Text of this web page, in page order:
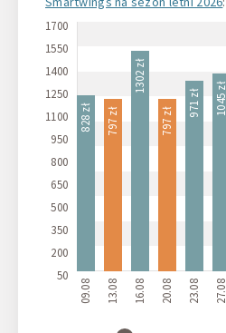
1700
1550
1400
1250
1100
950
800
650
500
350
200
50
828 zł
09.08
797 zł
13.08
1302 zł
16.08
797 zł
20.08
971 zł
23.08
1045 zł
27.08